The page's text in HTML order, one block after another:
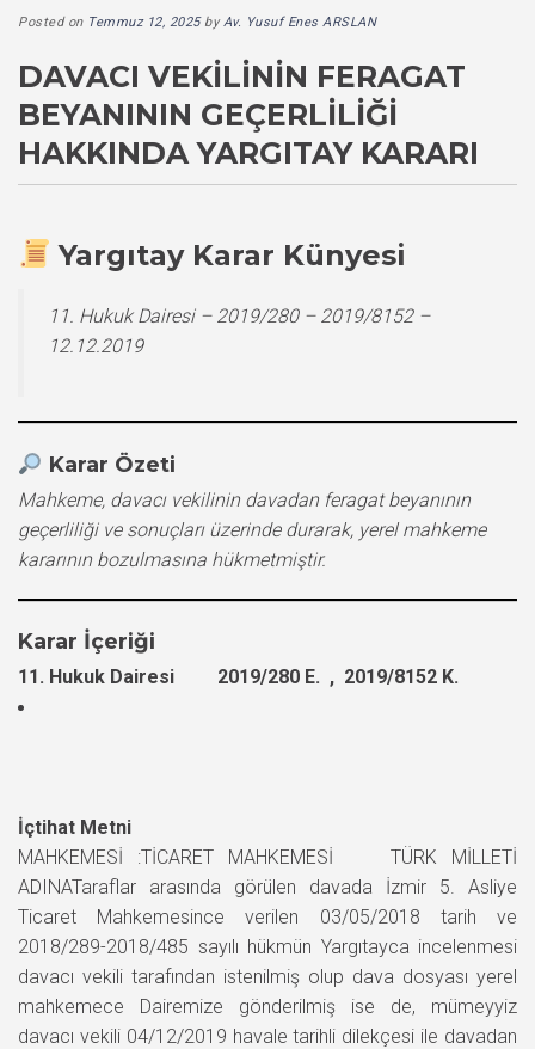
Posted on Temmuz 12, 2025byAv. Yusuf Enes ARSLAN
DAVACI VEKILININ FERAGAT
BEYANININ GEÇERLILIĞI
HAKKINDA YARGITAY KARARI
Yargıtay Karar Künyesi
11. Hukuk Dairesi – 2019/280 – 2019/8152 –
12.12.2019
Karar Özeti
Mahkeme, davacı vekilinin davadan feragat beyanının
geçerliliği ve sonuçları üzerinde durarak, yerel mahkeme
kararının bozulmasına hükmetmiştir.
Karar İçeriği
11. Hukuk Dairesi 2019/280 E. , 2019/8152 K.
İçtihat Metni
MAHKEMESİ :TİCARET MAHKEMESİ TÜRK MİLLETİ
ADINATaraflar arasında görülen davada İzmir 5. Asliye
Ticaret Mahkemesince verilen 03/05/2018 tarih ve
2018/289-2018/485 sayılı hükmün Yargıtayca incelenmesi
davacı vekili tarafından istenilmiş olup dava dosyası yerel
mahkemece Dairemize gönderilmiş ise de, mümeyyiz
davacı vekili 04/12/2019 havale tarihli dilekçesi ile davadan